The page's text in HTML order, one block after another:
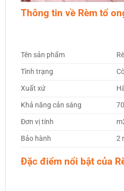
Thông tin về Rèm tổ
Tên sản phẩm
Tình trạng
Xuất xứ
Khả năng cản sáng
Đơn vị tính
Bảo hành
2
Đặc điểm nổi bật của